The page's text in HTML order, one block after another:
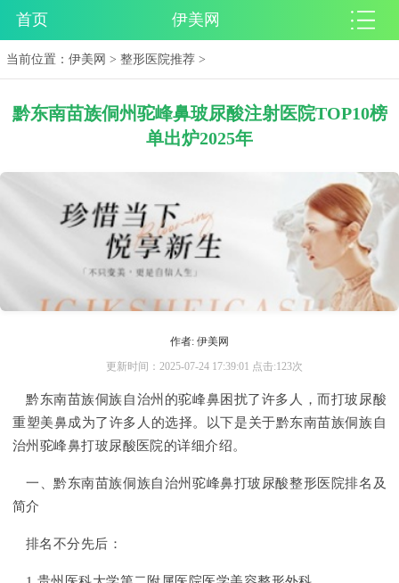
首页 伊美网
当前位置：伊美网 >整形医院推荐 >
黔东南苗族侗州驼峰鼻玻尿酸注射医院TOP10榜
单出炉2025年
作者: 伊美网
更新时间：2025-07-24 17:39:01 点击:123次
黔东南苗族侗族自治州的驼峰鼻困扰了许多人，而打玻尿酸
重塑美鼻成为了许多人的选择。以下是关于黔东南苗族侗族自
治州驼峰鼻打玻尿酸医院的详细介绍。
一、黔东南苗族侗族自治州驼峰鼻打玻尿酸整形医院排名及
简介
排名不分先后：